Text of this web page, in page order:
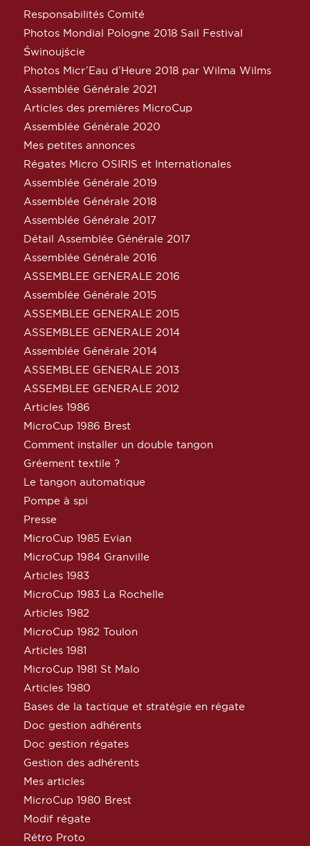
Responsabilités Comité
Photos Mondial Pologne 2018 Sail Festival
Świnoujście
Photos Micr’Eau d’Heure 2018 par Wilma Wilms
Assemblée Générale 2021
Articles des premières MicroCup
Assemblée Générale 2020
Mes petites annonces
Régates Micro OSIRIS et Internationales
Assemblée Générale 2019
Assemblée Générale 2018
Assemblée Générale 2017
Détail Assemblée Générale 2017
Assemblée Générale 2016
ASSEMBLEE GENERALE 2016
Assemblée Générale 2015
ASSEMBLEE GENERALE 2015
ASSEMBLEE GENERALE 2014
Assemblée Générale 2014
ASSEMBLEE GENERALE 2013
ASSEMBLEE GENERALE 2012
Articles 1986
MicroCup 1986 Brest
Comment installer un double tangon
Gréement textile ?
Le tangon automatique
Pompe à spi
Presse
MicroCup 1985 Evian
MicroCup 1984 Granville
Articles 1983
MicroCup 1983 La Rochelle
Articles 1982
MicroCup 1982 Toulon
Articles 1981
MicroCup 1981 St Malo
Articles 1980
Bases de la tactique et stratégie en régate
Doc gestion adhérents
Doc gestion régates
Gestion des adhérents
Mes articles
MicroCup 1980 Brest
Modif régate
Rétro Proto